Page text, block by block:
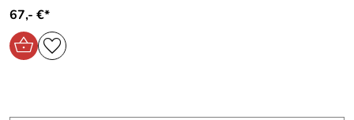
67,- €*